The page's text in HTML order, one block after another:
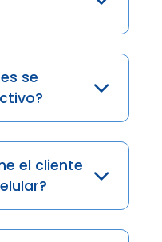
se
el cliente